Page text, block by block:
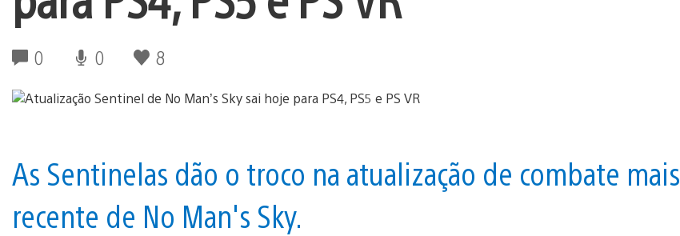
0 0 8
As Sentinelas dão o troco na atualização de combate mais
recente de No Man's Sky.